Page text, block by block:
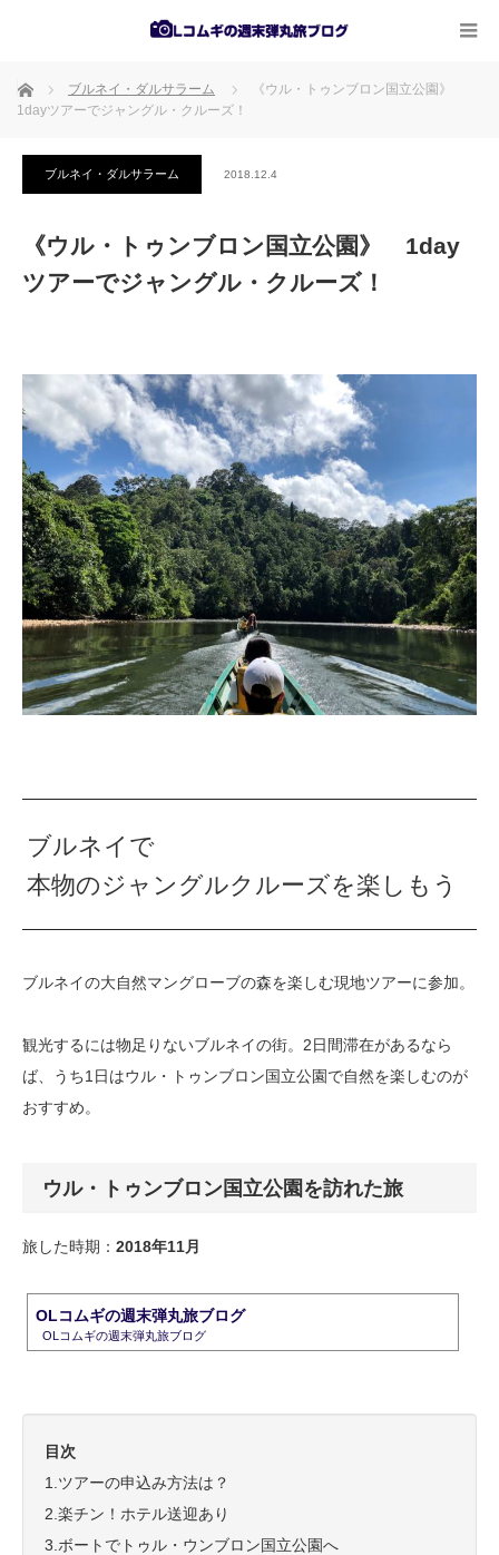
ホーム ブルネイ・ダルサラーム
《ウル・トゥンブロン国立公園》
1dayツアーでジャングル・クルーズ！
ブルネイ・ダルサラーム 2018.12.4
《ウル・トゥンブロン国立公園》 1day
ツアーでジャングル・クルーズ！
ブルネイで
本物のジャングルクルーズを楽しもう
ブルネイの大自然マングローブの森を楽しむ現地ツアーに参加。
観光するには物足りないブルネイの街。2日間滞在があるなら
ば、うち1日はウル・トゥンブロン国立公園で自然を楽しむのが
おすすめ。
ウル・トゥンブロン国立公園を訪れた旅
旅した時期： 2018年11月
OLコムギの週末弾丸旅ブログ
OLコムギの週末弾丸旅ブログ
目次
1.ツアーの申込み方法は？
2.楽チン！ホテル送迎あり
3.ボートでトゥル・ウンブロン国立公園へ